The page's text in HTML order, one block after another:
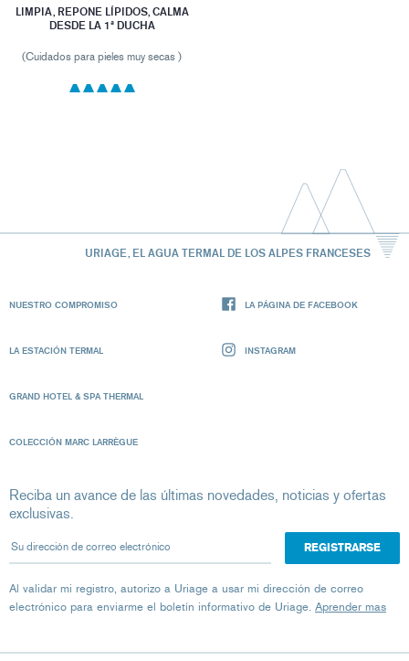
LIMPIA, REPONE LÍPIDOS, CALMA
DESDE LA 1ª DUCHA
(Cuidados para pieles muy secas )
URIAGE, EL AGUA TERMAL DE LOS ALPES FRANCESES
NUESTRO COMPROMISO
LA ESTACIÓN TERMAL
GRAND HOTEL & SPA THERMAL
COLECCIÓN MARC LARRÈGUE
LA PÁGINA DE FACEBOOK
INSTAGRAM
Reciba un avance de las últimas novedades, noticias y ofertas
exclusivas.
Su dirección de correo electrónico
Al validar mi registro, autorizo ​​a Uriage a usar mi dirección de correo
electrónico para enviarme el boletín informativo de Uriage. Aprender mas